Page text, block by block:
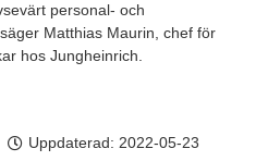
personal- och
Matthias Maurin, chef för
hos Jungheinrich.
Uppdaterad: 2022-05-23